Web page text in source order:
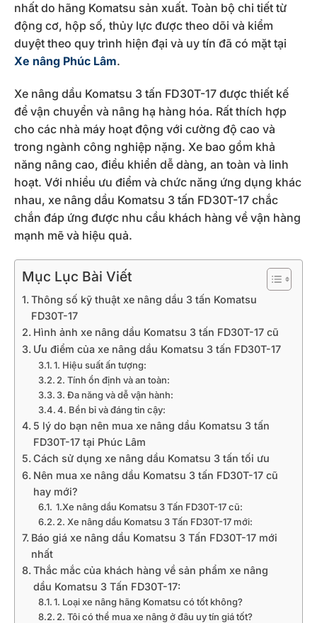
nhất do hãng Komatsu sản xuất. Toàn bộ chi tiết từ
động cơ, hộp số, thủy lực được theo dõi và kiểm
duyệt theo quy trình hiện đại và uy tín đã có mặt tại
Xe nâng Phúc Lâm.
Xe nâng dầu Komatsu 3 tấn FD30T-17 được thiết kế
để vận chuyển và nâng hạ hàng hóa. Rất thích hợp
cho các nhà máy hoạt động với cường độ cao và
trong ngành công nghiệp nặng. Xe bao gồm khả
năng nâng cao, điều khiển dễ dàng, an toàn và linh
hoạt. Với nhiều ưu điểm và chức năng ứng dụng khác
nhau, xe nâng dầu Komatsu 3 tấn FD30T-17 chắc
chắn đáp ứng được nhu cầu khách hàng về vận hàng
mạnh mẽ và hiệu quả.
Mục Lục Bài Viết
Thông số kỹ thuật xe nâng dầu 3 tấn Komatsu
FD30T-17
Hình ảnh xe nâng dầu Komatsu 3 tấn FD30T-17 cũ
Ưu điểm của xe nâng dầu Komatsu 3 tấn FD30T-17
1. Hiệu suất ấn tượng:
2. Tính ổn định và an toàn:
3. Đa năng và dễ vận hành:
4. Bền bỉ và đáng tin cậy:
5 lý do bạn nên mua xe nâng dầu Komatsu 3 tấn
FD30T-17 tại Phúc Lâm
Cách sử dụng xe nâng dầu Komatsu 3 tấn tối ưu
Nên mua xe nâng dầu Komatsu 3 tấn FD30T-17 cũ
hay mới?
1.Xe nâng dầu Komatsu 3 Tấn FD30T-17 cũ:
2. Xe nâng dầu Komatsu 3 Tấn FD30T-17 mới:
Báo giá xe nâng dầu Komatsu 3 Tấn FD30T-17 mới
nhất
Thắc mắc của khách hàng về sản phẩm xe nâng
dầu Komatsu 3 Tấn FD30T-17:
1. Loại xe nâng hãng Komatsu có tốt không?
2. Tôi có thể mua xe nâng ở đâu uy tín giá tốt?